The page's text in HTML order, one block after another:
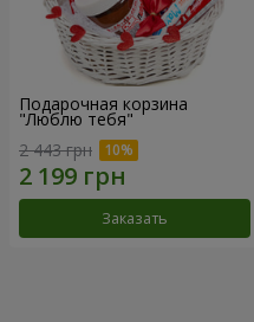
Подарочная корзина
"Люблю тебя"
2 443 грн
Заказать